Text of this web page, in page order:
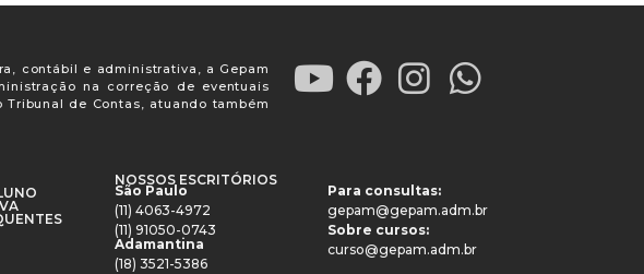
contábil e administrativa, a Gepam
na correção de eventuais
de Contas, atuando também
NOSSOS ESCRITÓRIOS
São Paulo
(11) 4063-4972
(11) 91050-0743
Adamantina
(18) 3521-5386
Para consultas:
gepam@gepam.adm.br
Sobre cursos:
curso@gepam.adm.br